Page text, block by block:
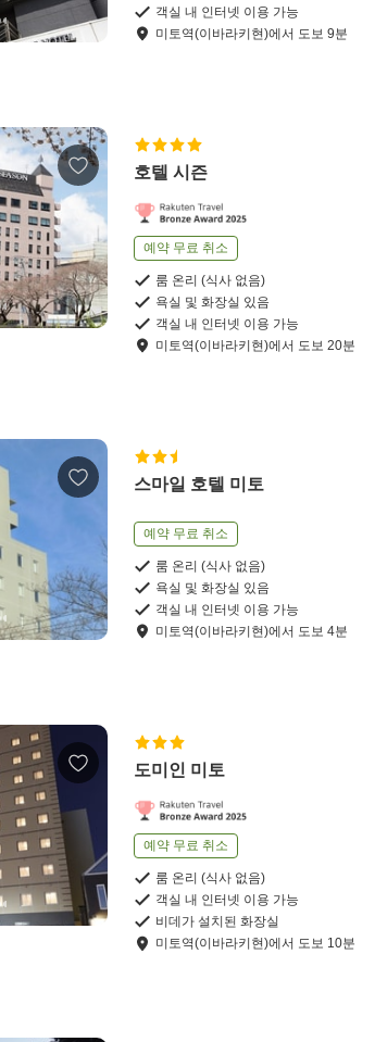
객실 내 인터넷 이용 가능
미토역(이바라키현)에서 도보 9분
호텔 시즌
예약 무료 취소
룸 온리 (식사 없음)
욕실 및 화장실 있음
객실 내 인터넷 이용 가능
미토역(이바라키현)에서 도보 20분
스마일 호텔 미토
예약 무료 취소
룸 온리 (식사 없음)
욕실 및 화장실 있음
객실 내 인터넷 이용 가능
미토역(이바라키현)에서 도보 4분
도미인 미토
예약 무료 취소
룸 온리 (식사 없음)
객실 내 인터넷 이용 가능
비데가 설치된 화장실
미토역(이바라키현)에서 도보 10분